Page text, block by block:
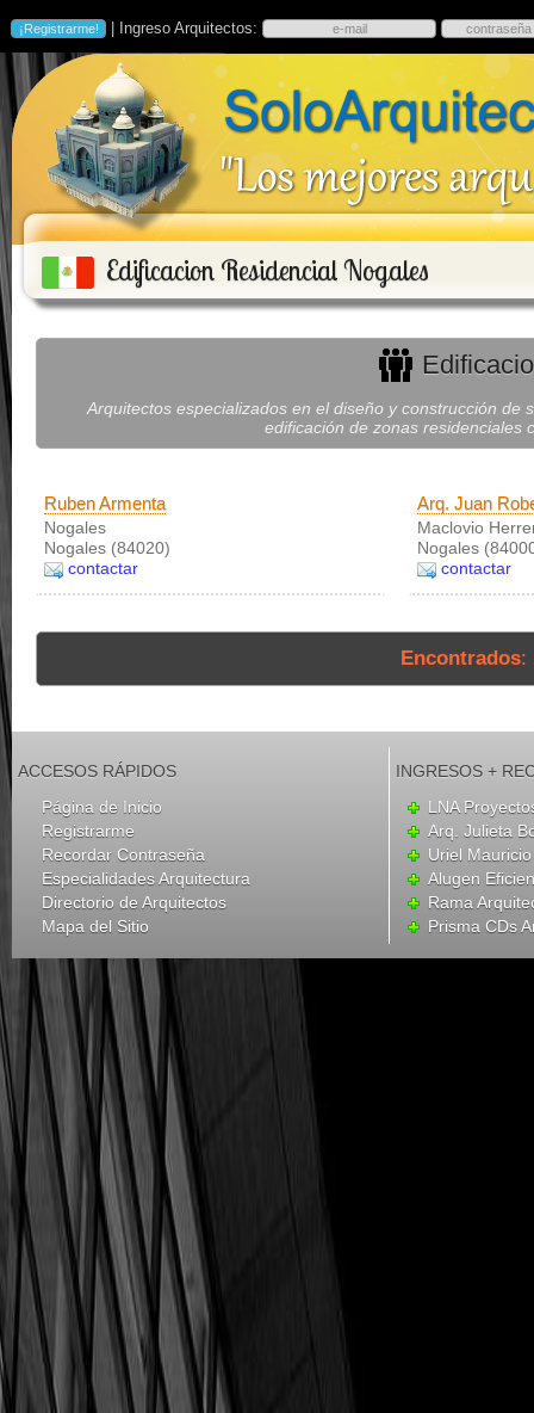
| Ingreso Arquitectos:
Edificacion Residencial Nogales
Arquitectos especializados en el diseño y construcción
edificación de zonas residenciales
Ruben Armenta
Nogales
Nogales (84020)
contactar
Arq. Juan
Maclovio
Nogales
contactar
Encontrados:
ACCESOS RÁPIDOS
Página de Inicio
Registrarme
Recordar Contraseña
Especialidades Arquitectura
Directorio de Arquitectos
Mapa del Sitio
INGRESOS +
LNA
Arq. Julieta
Uriel
Alugen
Rama
Prisma CDs